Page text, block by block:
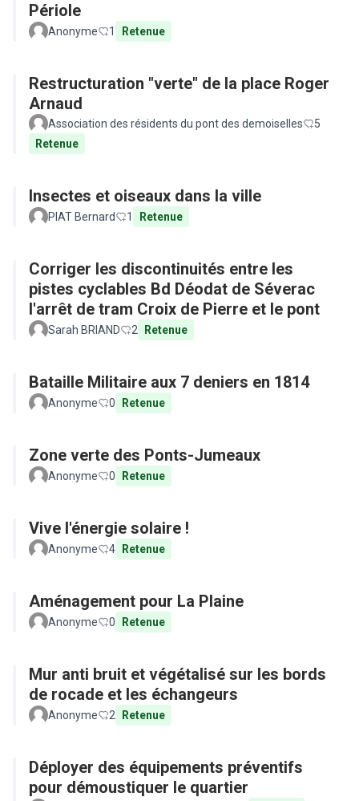
Périole
Anonyme 1 Retenue
Restructuration "verte" de la place Roger
Arnaud
Association des résidents du pont des demoiselles
5
Retenue
Insectes et oiseaux dans la ville
PIAT Bernard 1 Retenue
Corriger les discontinuités entre les
pistes cyclables Bd Déodat de Séverac
l'arrêt de tram Croix de Pierre et le pont
Sarah BRIAND 2 Retenue
Bataille Militaire aux 7 deniers en 1814
Anonyme 0 Retenue
Zone verte des Ponts-Jumeaux
Anonyme 0 Retenue
Vive l'énergie solaire !
Anonyme 4 Retenue
Aménagement pour La Plaine
Anonyme 0 Retenue
Mur anti bruit et végétalisé sur les bords
de rocade et les échangeurs
Anonyme 2 Retenue
Déployer des équipements préventifs
pour démoustiquer le quartier